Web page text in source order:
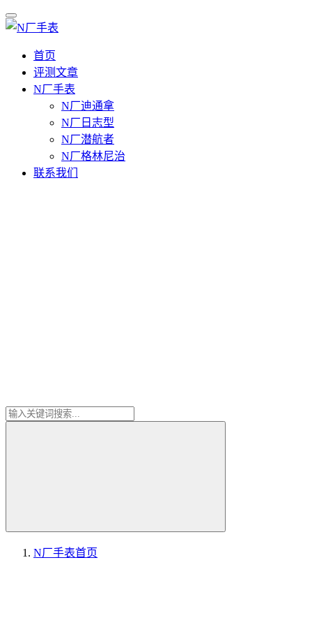
首页
评测文章
N厂手表
N厂迪通拿
N厂日志型
N厂潜航者
N厂格林尼治
联系我们
N厂手表首页